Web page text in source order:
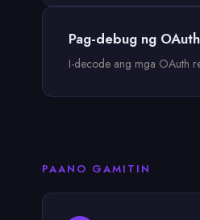
Pag-debug ng
I-decode ang mga OAuth
PAANO GAMITIN